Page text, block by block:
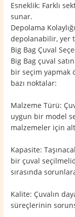
Esneklik: Farklı
sunar.
Depolama
depolanabilir, yer
Big Bag Çuval
Big Bag çuval
bir seçim yapmak
bazı noktalar:
Malzeme Türü:
uygun bir model
malzemeler için
Kapasite:
bir çuval
sırasında
Kalite: Çuvalın
süreçlerinin